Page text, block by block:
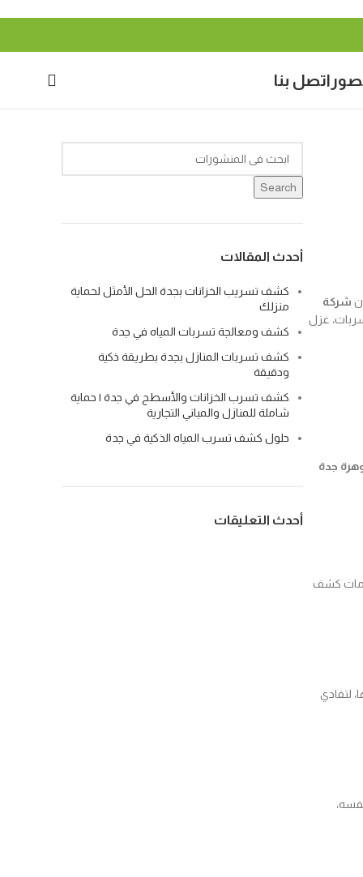
اتصل بنا
شركة
عزل
جدة
كشف
لتفادي
Search
أحدث المقالات
كشف تسريب الخزانات بجدة الحل الأمثل لحماية
منزلك
كشف ومعالجة تسربات المياه في جدة
كشف تسربات المنازل بجدة بطريقة ذكية
ودقيقة
كشف تسرب الخزانات والأسطح في جدة | حماية
شاملة للمنازل والمباني التجارية
حلول كشف تسرب المياه الذكية في جدة
أحدث التعليقات